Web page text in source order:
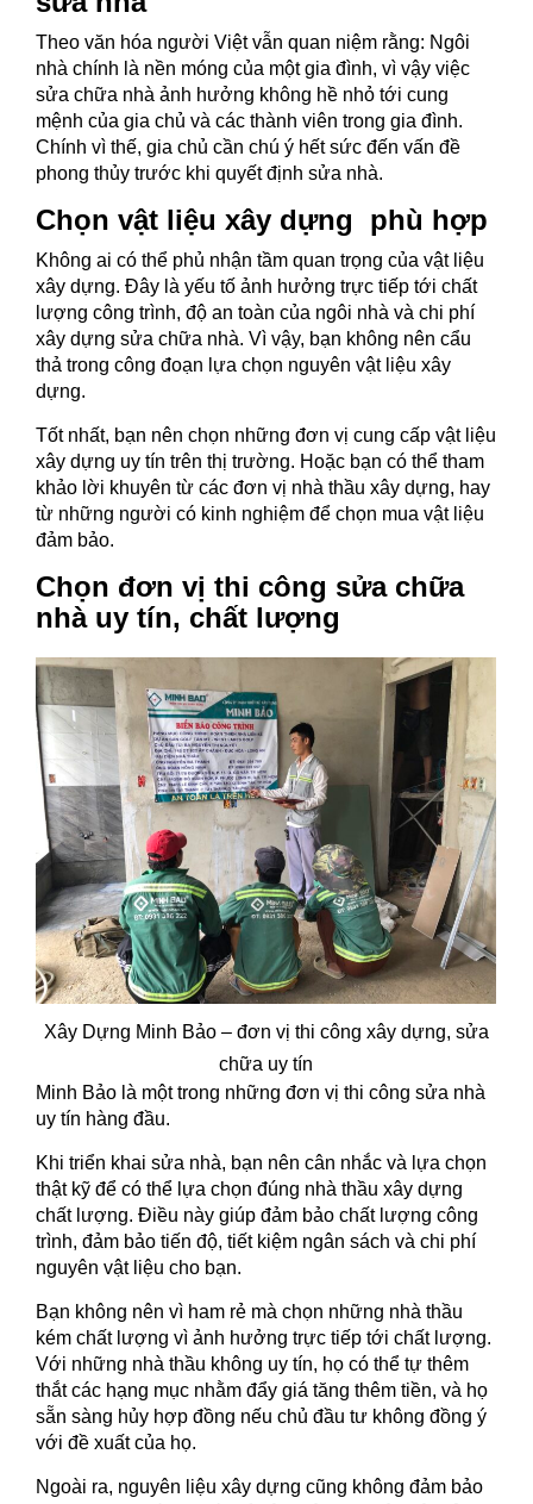
Theo văn hóa người Việt vẫn quan niệm rằng: Ngôi
nhà chính là nền móng của một gia đình, vì vậy việc
sửa chữa nhà ảnh hưởng không hề nhỏ tới cung
mệnh của gia chủ và các thành viên trong gia đình.
Chính vì thế, gia chủ cần chú ý hết sức đến vấn đề
phong thủy trước khi quyết định sửa nhà.
Chọn vật liệu xây dựng phù hợp
Không ai có thể phủ nhận tầm quan trọng của vật liệu
xây dựng. Đây là yếu tố ảnh hưởng trực tiếp tới chất
lượng công trình, độ an toàn của ngôi nhà và chi phí
xây dựng sửa chữa nhà. Vì vậy, bạn không nên cẩu
thả trong công đoạn lựa chọn nguyên vật liệu xây
dựng.
Tốt nhất, bạn nên chọn những đơn vị cung cấp vật liệu
xây dựng uy tín trên thị trường. Hoặc bạn có thể tham
khảo lời khuyên từ các đơn vị nhà thầu xây dựng, hay
từ những người có kinh nghiệm để chọn mua vật liệu
đảm bảo.
Chọn đơn vị thi công sửa chữa
nhà uy tín, chất lượng
Xây Dựng Minh Bảo – đơn vị thi công xây dựng, sửa
chữa uy tín
Minh Bảo là một trong những đơn vị thi công sửa nhà
uy tín hàng đầu.
Khi triển khai sửa nhà, bạn nên cân nhắc và lựa chọn
thật kỹ để có thể lựa chọn đúng nhà thầu xây dựng
chất lượng. Điều này giúp đảm bảo chất lượng công
trình, đảm bảo tiến độ, tiết kiệm ngân sách và chi phí
nguyên vật liệu cho bạn.
Bạn không nên vì ham rẻ mà chọn những nhà thầu
kém chất lượng vì ảnh hưởng trực tiếp tới chất lượng.
Với những nhà thầu không uy tín, họ có thể tự thêm
thắt các hạng mục nhằm đẩy giá tăng thêm tiền, và họ
sẵn sàng hủy hợp đồng nếu chủ đầu tư không đồng ý
với đề xuất của họ.
Ngoài ra, nguyên liệu xây dựng cũng không đảm bảo